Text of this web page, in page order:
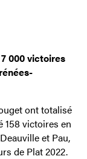
000 victoires
ont totalisé
158 victoires en
et Pau,
de Plat 2022.